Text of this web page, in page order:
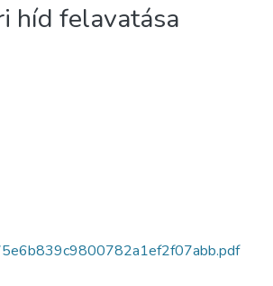
híd felavatása